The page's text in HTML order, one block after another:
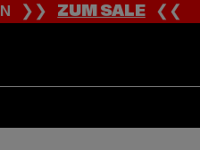
❯❯ZUM SALE❮❮